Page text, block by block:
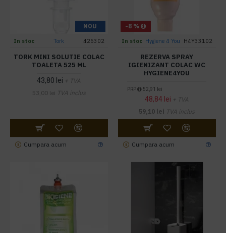
NOU
In stoc Tork 425302
TORK MINI SOLUTIE COLAC
TOALETA 525 ML
43,80 lei + TVA
53,00 lei TVA inclus
Cumpara acum
-8 %
In stoc Hygiene 4 You H4Y33102
REZERVA SPRAY
IGIENIZANT COLAC WC
HYGIENE4YOU
PRP 52,91 lei
48,84 lei + TVA
59,10 lei TVA inclus
Cumpara acum